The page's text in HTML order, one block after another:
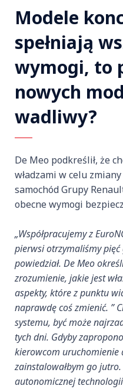
Modele
spełniają
wymogi, to
nowych
wadliwy?
De Meo podkreślił, że
władzami w celu
samochód Grupy
obecne wymogi
„Współpracujemy z
pierwsi otrzymaliśmy pięć
powiedział. De Meo
zrozumienie, jakie jest
aspekty, które z punktu
naprawdę coś zmienić. ”
systemu, być może
tych dni. Gdyby
kierowcom
zainstalowałbym go
autonomicznej